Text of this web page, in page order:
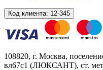
Код клиента: 12-345
108820, г. Москва,
вл67с1 (ЛЮКСАНТ), ст.